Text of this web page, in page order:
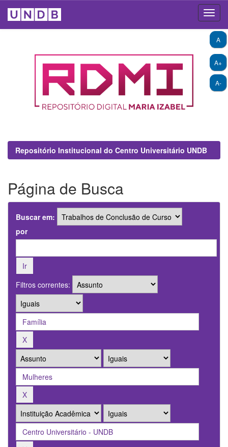
A+
A-
A
Repositório Institucional do Centro Universitário UNDB
Página de Busca
Buscar em:
por
Filtros correntes: